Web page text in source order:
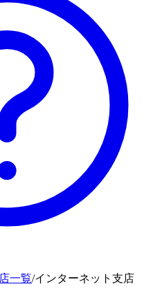
一覧/インターネット支店